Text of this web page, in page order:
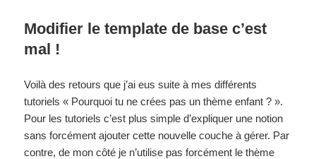
Modifier le template de base c’est
mal !
Voilà des retours que j’ai eus suite à mes différents
tutoriels « Pourquoi tu ne crées pas un thème enfant ? ».
Pour les tutoriels c’est plus simple d’expliquer une notion
sans forcément ajouter cette nouvelle couche à gérer. Par
contre, de mon côté je n’utilise pas forcément le thème